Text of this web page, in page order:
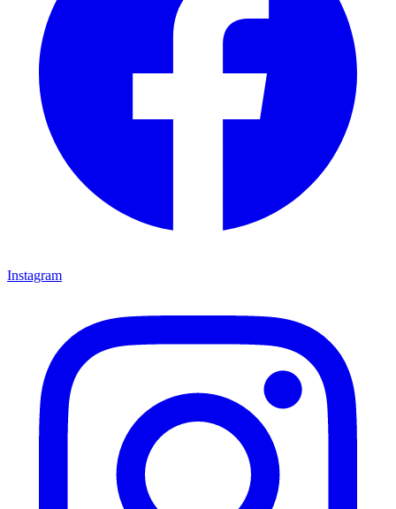
Instagram